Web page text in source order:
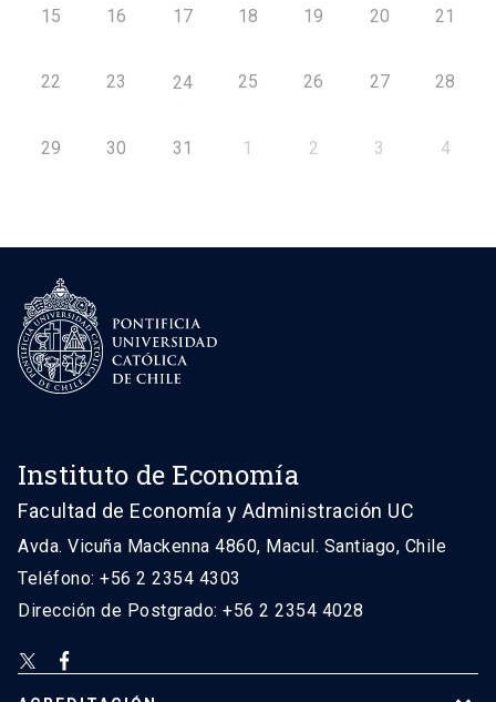
15 16 17 18 19 20 21
22 23 24 25 26 27 28
29 30 31 1 2 3 4
Instituto de Economía
Facultad de Economía y Administración UC
Avda. Vicuña Mackenna 4860, Macul. Santiago, Chile
Teléfono: +56 2 2354 4303
Dirección de Postgrado: +56 2 2354 4028